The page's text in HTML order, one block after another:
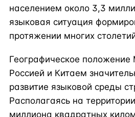
населением около 3,3
языковая ситуация
протяжении многих
Географическое
Россией и Китаем
развитие языковой среды
Располагаясь на
миллиона квадратных